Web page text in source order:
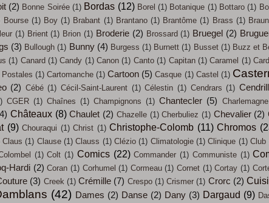
(2) Bonne Soirée (1) Bordas (12) Borel (1) Botanique (1) Bottaro (1)
Bourse (1) Boy (1) Brabant (1) Brantano (1) Brantôme (1) Brass (1)
(1) Brient (1) Brion (1) Broderie (2) Brossard (1) Bruegel (2)
(3) Bullough (1) Bunny (4) Burgess (1) Burnett (1) Busset (1) Buzz et
(1) Canard (1) Candy (1) Canon (1) Canto (1) Capitan (1) Caramel (1)
(1) Cartomanche (1) Cartoon (5) Casque (1) Castel (1)
(2) Cébé (1) Cécil-Saint-Laurent (1) Célestin (1) Cendrars (1)
CGER (1) Chaînes (1) Champignons (1) Chantecler (5) Charlemagne
Châteaux (8) Chaulet (2) Chazelle (1) Cherbuliez (1) Chevalier (2)
(9) Chouraqui (1) Christ (1) Christophe-Colomb (11) Chromos
Claus (1) Clause (1) Clauss (1) Clézio (1) Climatologie (1) Clinique (1) Club
(1) Colt (1) Comics (22) Commander (1) Communiste (1)
Hardi (2) Coran (1) Corhumel (1) Cormeau (1) Cornet (1) Cortay (1)
(3) Creek (1) Crémille (7) Crespo (1) Crismer (1) Crorc (2)
(42) Dames (2) Danse (2) Dany (3) Dargaud (9)